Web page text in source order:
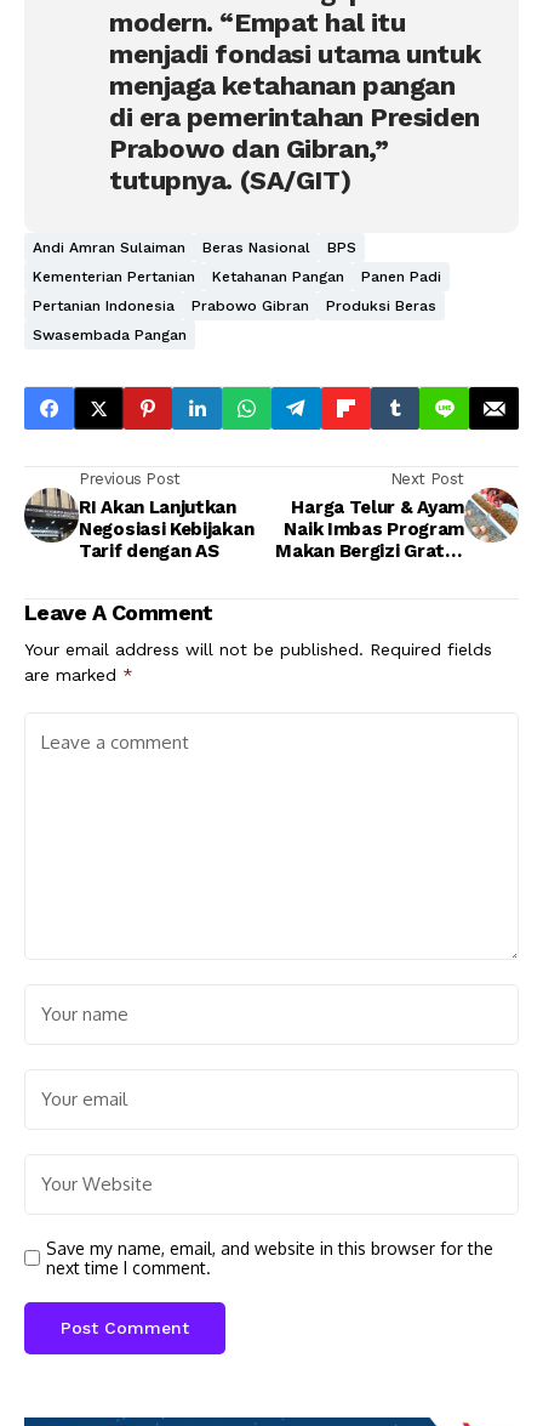
modern. “Empat hal itu
menjadi fondasi utama untuk
menjaga ketahanan pangan
di era pemerintahan Presiden
Prabowo dan Gibran,”
tutupnya. (SA/GIT)
Andi Amran Sulaiman Beras Nasional
BPS
Kementerian Pertanian
Ketahanan Pangan
Panen Padi
Pertanian Indonesia
Prabowo Gibran
Produksi Beras
Swasembada Pangan
Previous Post
RI Akan Lanjutkan
Negosiasi Kebijakan
Tarif dengan AS
Next Post
Harga Telur & Ayam
Naik Imbas Program
Makan Bergizi Gratis,
Leave A Comment
Your email address will not be published. Required fields
are marked *
Save my name, email, and website in this browser for the
next time I comment.